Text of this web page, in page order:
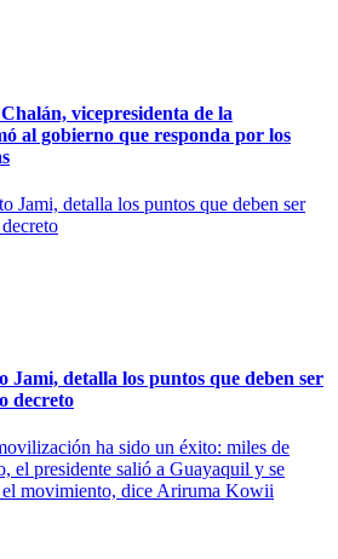
vicepresidenta de la
al gobierno que responda por los
detalla los puntos que deben ser
decreto